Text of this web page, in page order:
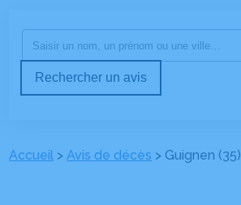
Rechercher un avis
Accueil >Avis de décès > Guignen (35)